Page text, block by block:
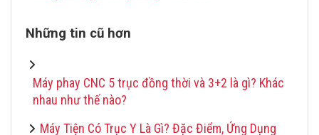
Những tin cũ hơn
Máy phay CNC 5 trục đồng thời và 3+2 là gì? Khác
nhau như thế nào?
Máy Tiện Có Trục Y Là Gì? Đặc Điểm, Ứng Dụng